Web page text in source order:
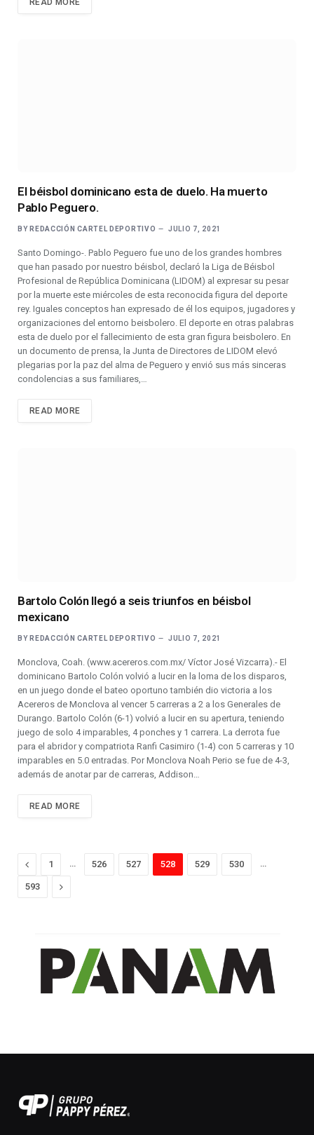
READ MORE
El béisbol dominicano esta de duelo. Ha muerto
Pablo Peguero.
BY REDACCIÓN CARTEL DEPORTIVO JULIO 7, 2021
Santo Domingo-. Pablo Peguero fue uno de los grandes hombres
que han pasado por nuestro béisbol, declaró la Liga de Béisbol
Profesional de República Dominicana (LIDOM) al expresar su pesar
por la muerte este miércoles de esta reconocida figura del deporte
rey. Iguales conceptos han expresado de él los equipos, jugadores y
organizaciones del entorno beisbolero. El deporte en otras palabras
esta de duelo por el fallecimiento de esta gran figura beisbolero. En
un documento de prensa, la Junta de Directores de LIDOM elevó
plegarias por la paz del alma de Peguero y envió sus más sinceras
condolencias a sus familiares,…
READ MORE
Bartolo Colón llegó a seis triunfos en béisbol
mexicano
BY REDACCIÓN CARTEL DEPORTIVO JULIO 7, 2021
Monclova, Coah. (www.acereros.com.mx/ Víctor José Vizcarra).- El
dominicano Bartolo Colón volvió a lucir en la loma de los disparos,
en un juego donde el bateo oportuno también dio victoria a los
Acereros de Monclova al vencer 5 carreras a 2 a los Generales de
Durango. Bartolo Colón (6-1) volvió a lucir en su apertura, teniendo
juego de solo 4 imparables, 4 ponches y 1 carrera. La derrota fue
para el abridor y compatriota Ranfi Casimiro (1-4) con 5 carreras y 10
imparables en 5.0 entradas. Por Monclova Noah Perio se fue de 4-3,
además de anotar par de carreras, Addison…
READ MORE
Previous
1 526 527 528 529 530
593 Next